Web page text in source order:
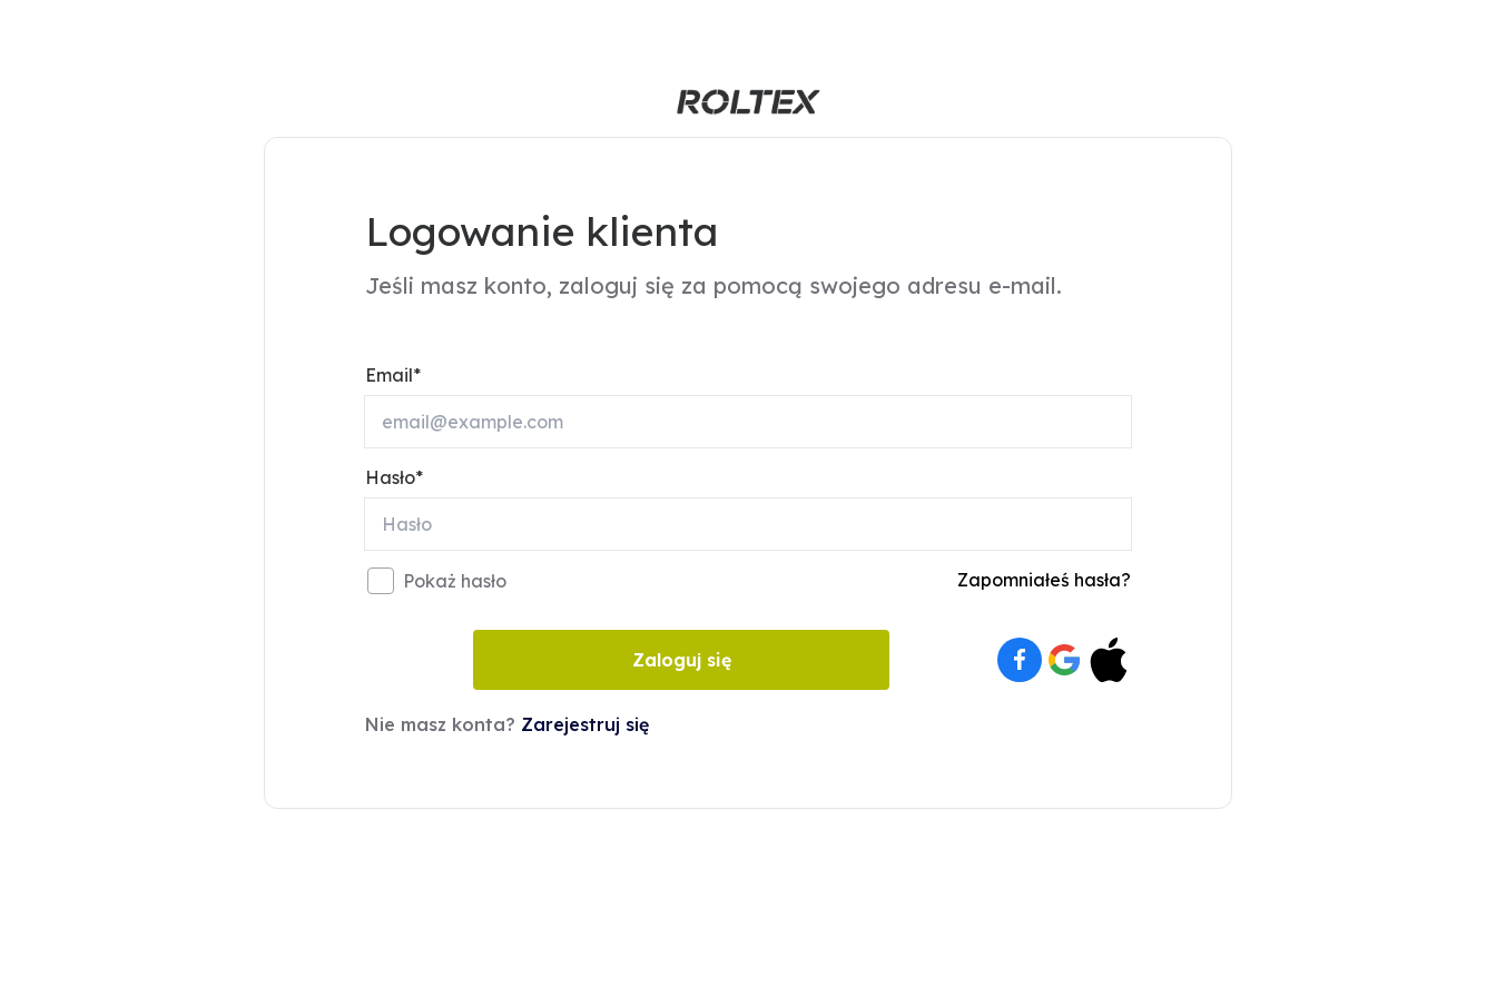
Logowanie klienta
Jeśli masz konto, zaloguj się za pomocą swojego adresu e-mail.
Email
Hasło
Pokaż hasło Zapomniałeś hasła?
Zaloguj się
Nie masz konta? Zarejestruj się